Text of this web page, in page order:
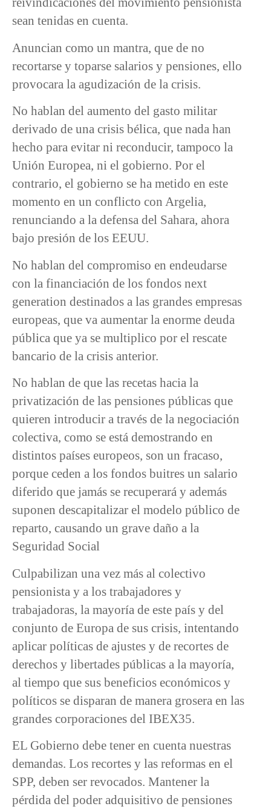
sean tenidas en cuenta.
Anuncian como un mantra, que de no
recortarse y toparse salarios y pensiones, ello
provocara la agudización de la crisis.
No hablan del aumento del gasto militar
derivado de una crisis bélica, que nada han
hecho para evitar ni reconducir, tampoco la
Unión Europea, ni el gobierno. Por el
contrario, el gobierno se ha metido en este
momento en un conflicto con Argelia,
renunciando a la defensa del Sahara, ahora
bajo presión de los EEUU.
No hablan del compromiso en endeudarse
con la financiación de los fondos next
generation destinados a las grandes empresas
europeas, que va aumentar la enorme deuda
pública que ya se multiplico por el rescate
bancario de la crisis anterior.
No hablan de que las recetas hacia la
privatización de las pensiones públicas que
quieren introducir a través de la negociación
colectiva, como se está demostrando en
distintos países europeos, son un fracaso,
porque ceden a los fondos buitres un salario
diferido que jamás se recuperará y además
suponen descapitalizar el modelo público de
reparto, causando un grave daño a la
Seguridad Social
Culpabilizan una vez más al colectivo
pensionista y a los trabajadores y
trabajadoras, la mayoría de este país y del
conjunto de Europa de sus crisis, intentando
aplicar políticas de ajustes y de recortes de
derechos y libertades públicas a la mayoría,
al tiempo que sus beneficios económicos y
políticos se disparan de manera grosera en las
grandes corporaciones del IBEX35.
EL Gobierno debe tener en cuenta nuestras
demandas. Los recortes y las reformas en el
SPP, deben ser revocados. Mantener la
pérdida del poder adquisitivo de pensiones